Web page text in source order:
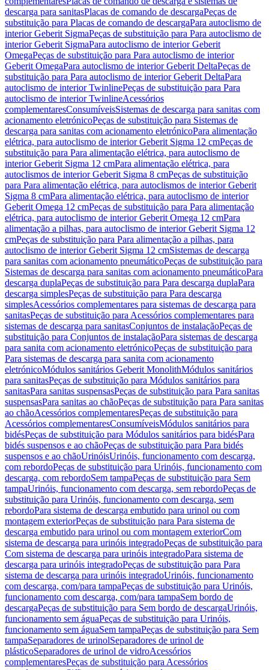
descarga para sanitasPlacas de comando de descargaPeças de
substituição para Placas de comando de descargaPara autoclismo de
interior Geberit SigmaPeças de substituição para Para autoclismo de
interior Geberit SigmaPara autoclismo de interior Geberit
OmegaPeças de substituição para Para autoclismo de interior
Geberit OmegaPara autoclismo de interior Geberit DeltaPeças de
substituição para Para autoclismo de interior Geberit DeltaPara
autoclismo de interior TwinlinePeças de substituição para Para
autoclismo de interior TwinlineAcessórios
complementaresConsumíveisSistemas de descarga para sanitas com
acionamento eletrónicoPeças de substituição para Sistemas de
descarga para sanitas com acionamento eletrónicoPara alimentação
elétrica, para autoclismo de interior Geberit Sigma 12 cmPeças de
substituição para Para alimentação elétrica, para autoclismo de
interior Geberit Sigma 12 cmPara alimentação elétrica, para
autoclismos de interior Geberit Sigma 8 cmPeças de substituição
para Para alimentação elétrica, para autoclismos de interior Geberit
Sigma 8 cmPara alimentação elétrica, para autoclismo de interior
Geberit Omega 12 cmPeças de substituição para Para alimentação
elétrica, para autoclismo de interior Geberit Omega 12 cmPara
alimentação a pilhas, para autoclismo de interior Geberit Sigma 12
cmPeças de substituição para Para alimentação a pilhas, para
autoclismo de interior Geberit Sigma 12 cmSistemas de descarga
para sanitas com acionamento pneumáticoPeças de substituição para
Sistemas de descarga para sanitas com acionamento pneumáticoPara
descarga duplaPeças de substituição para Para descarga duplaPara
descarga simplesPeças de substituição para Para descarga
simplesAcessórios complementares para sistemas de descarga para
sanitasPeças de substituição para Acessórios complementares para
sistemas de descarga para sanitasConjuntos de instalaçãoPeças de
substituição para Conjuntos de instalaçãoPara sistemas de descarga
para sanita com acionamento eletrónicoPeças de substituição para
Para sistemas de descarga para sanita com acionamento
eletrónicoMódulos sanitários Geberit MonolithMódulos sanitários
para sanitasPeças de substituição para Módulos sanitários para
sanitasPara sanitas suspensasPeças de substituição para Para sanitas
suspensasPara sanitas ao chãoPeças de substituição para Para sanitas
ao chãoAcessórios complementaresPeças de substituição para
Acessórios complementaresConsumíveisMódulos sanitários para
bidésPeças de substituição para Módulos sanitários para bidésPara
bidés suspensos e ao chãoPeças de substituição para Para bidés
suspensos e ao chãoUrinóisUrinóis, funcionamento com descarga,
com rebordoPeças de substituição para Urinóis, funcionamento com
descarga, com rebordoSem tampaPeças de substituição para Sem
tampaUrinóis, funcionamento com descarga, sem rebordoPeças de
substituição para Urinóis, funcionamento com descarga, sem
rebordoPara sistema de descarga embutido para urinol ou com
montagem exteriorPeças de substituição para Para sistema de
descarga embutido para urinol ou com montagem exteriorCom
sistema de descarga para urinóis integradoPeças de substituição para
Com sistema de descarga para urinóis integradoPara sistema de
descarga para urinóis integradoPeças de substituição para Para
sistema de descarga para urinóis integradoUrinóis, funcionamento
com descarga, com/para tampaPeças de substituição para Urinóis,
funcionamento com descarga, com/para tampaSem bordo de
descargaPeças de substituição para Sem bordo de descargaUrinóis,
funcionamento sem águaPeças de substituição para Urinóis,
funcionamento sem águaSem tampaPeças de substituição para Sem
tampaSeparadores de urinolSeparadores de urinol de
plásticoSeparadores de urinol de vidroAcessórios
complementaresPeças de substituição para Acessórios